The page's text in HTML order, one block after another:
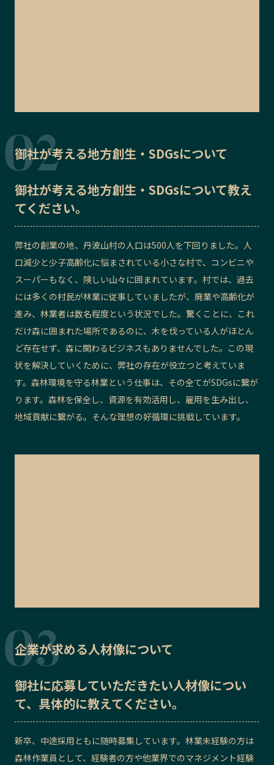
御社が考える地方創生・SDGsについて
御社が考える地方創生・SDGsについて教え
てください。
弊社の創業の地、丹波山村の人口は500人を下回りました。人
口減少と少子高齢化に悩まされている小さな村で、コンビニや
スーパーもなく、険しい山々に囲まれています。村では、過去
には多くの村民が林業に従事していましたが、廃業や高齢化が
進み、林業者は数名程度という状況でした。驚くことに、これ
だけ森に囲まれた場所であるのに、木を伐っている人がほとん
ど存在せず、森に関わるビジネスもありませんでした。この現
状を解決していくために、弊社の存在が役立つと考えていま
す。森林環境を守る林業という仕事は、その全てがSDGsに繋が
ります。森林を保全し、資源を有効活用し、雇用を生み出し、
地域貢献に繋がる。そんな理想の好循環に挑戦しています。
企業が求める人材像について
御社に応募していただきたい人材像につい
て、具体的に教えてください。
新卒、中途採用ともに随時募集しています。林業未経験の方は
森林作業員として、経験者の方や他業界でのマネジメント経験